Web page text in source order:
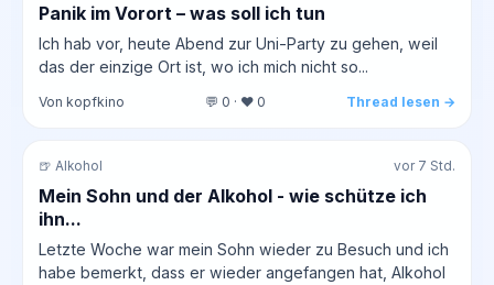
Panik im Vorort – was soll ich tun
Ich hab vor, heute Abend zur Uni-Party zu gehen, weil
das der einzige Ort ist, wo ich mich nicht so...
Von kopfkino 💬 0 · ❤️ 0 Thread lesen →
🍺 Alkohol vor 7 Std.
Mein Sohn und der Alkohol - wie schütze ich
ihn...
Letzte Woche war mein Sohn wieder zu Besuch und ich
habe bemerkt, dass er wieder angefangen hat, Alkohol